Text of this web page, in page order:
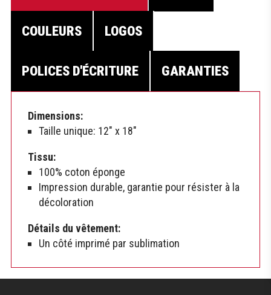
COULEURS LOGOS
POLICES D'ÉCRITURE GARANTIES
Dimensions:
Taille unique: 12″ x 18″
Tissu:
100% coton éponge
Impression durable, garantie pour résister à la
décoloration
Détails du vêtement:
Un côté imprimé par sublimation